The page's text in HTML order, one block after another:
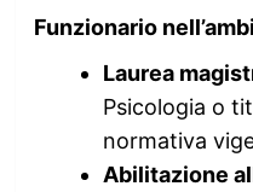
Funzionario
Laurea
Psicologia o
normativa
Abilitazione